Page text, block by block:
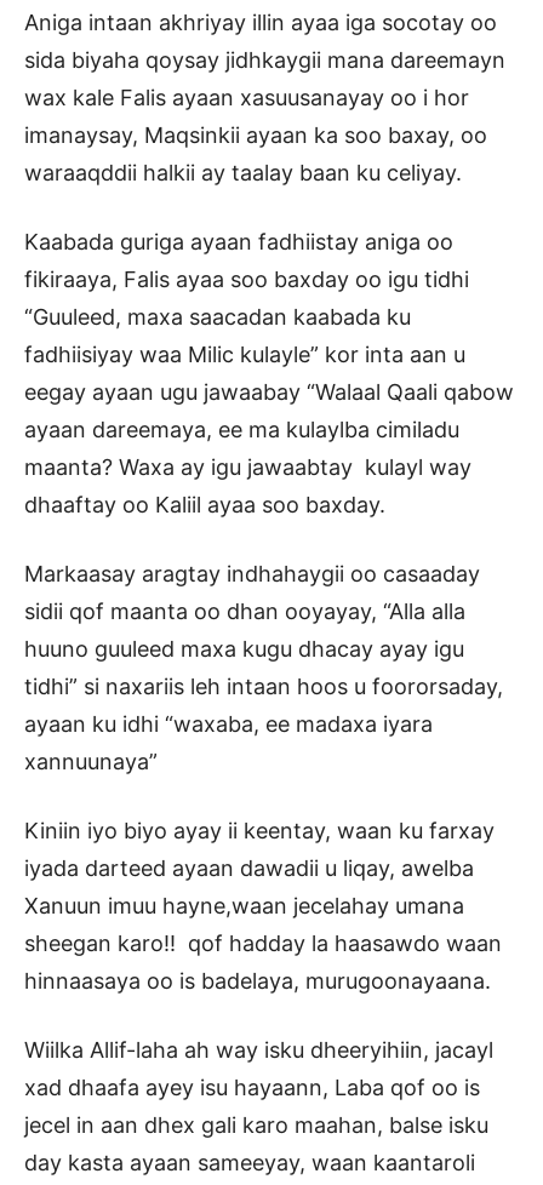
Aniga intaan akhriyay illin ayaa iga socotay oo
sida biyaha qoysay jidhkaygii mana dareemayn
wax kale Falis ayaan xasuusanayay oo i hor
imanaysay, Maqsinkii ayaan ka soo baxay, oo
waraaqddii halkii ay taalay baan ku celiyay.
Kaabada guriga ayaan fadhiistay aniga oo
fikiraaya, Falis ayaa soo baxday oo igu tidhi
“Guuleed, maxa saacadan kaabada ku
fadhiisiyay waa Milic kulayle” kor inta aan u
eegay ayaan ugu jawaabay “Walaal Qaali qabow
ayaan dareemaya, ee ma kulaylba cimiladu
maanta? Waxa ay igu jawaabtay kulayl way
dhaaftay oo Kaliil ayaa soo baxday.
Markaasay aragtay indhahaygii oo casaaday
sidii qof maanta oo dhan ooyayay, “Alla alla
huuno guuleed maxa kugu dhacay ayay igu
tidhi” si naxariis leh intaan hoos u foororsaday,
ayaan ku idhi “waxaba, ee madaxa iyara
xannuunaya”
Kiniin iyo biyo ayay ii keentay, waan ku farxay
iyada darteed ayaan dawadii u liqay, awelba
Xanuun imuu hayne,waan jecelahay umana
sheegan karo!! qof hadday la haasawdo waan
hinnaasaya oo is badelaya, murugoonayaana.
Wiilka Allif-laha ah way isku dheeryihiin, jacayl
xad dhaafa ayey isu hayaann, Laba qof oo is
jecel in aan dhex gali karo maahan, balse isku
day kasta ayaan sameeyay, waan kaantaroli